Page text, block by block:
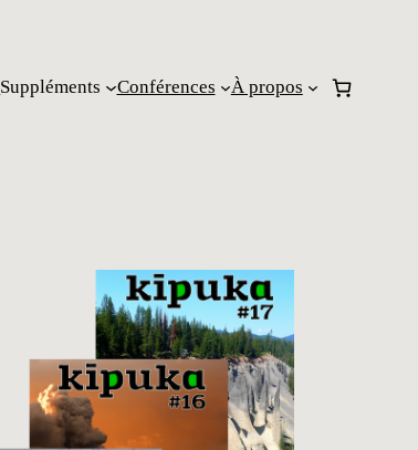
Suppléments Conférences À propos